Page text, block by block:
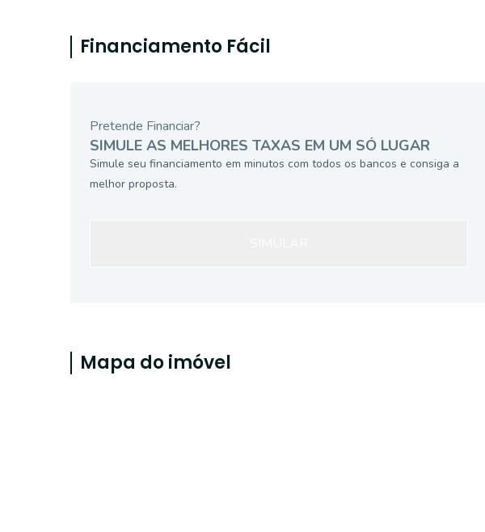
Financiamento Fácil
Pretende Financiar?
SIMULE AS MELHORES TAXAS EM UM SÓ LUGAR
Simule seu financiamento em minutos com todos os bancos e consiga a
melhor proposta.
Mapa do imóvel